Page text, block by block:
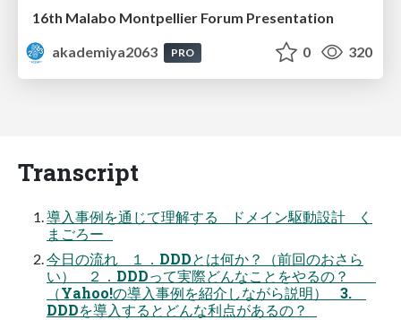
16th Malabo Montpellier Forum Presentation
akademiya2063
PRO 0 320
Transcript
導入事例を通じて理解する ドメイン駆動設計 く
まごろー
今日の流れ １．DDDとは何か？（前回のおさら
い） ２．DDDって実際どんなことをやるの？
（Yahoo!の導入事例を紹介しながら説明） 3.
DDDを導入するとどんな利点があるの？